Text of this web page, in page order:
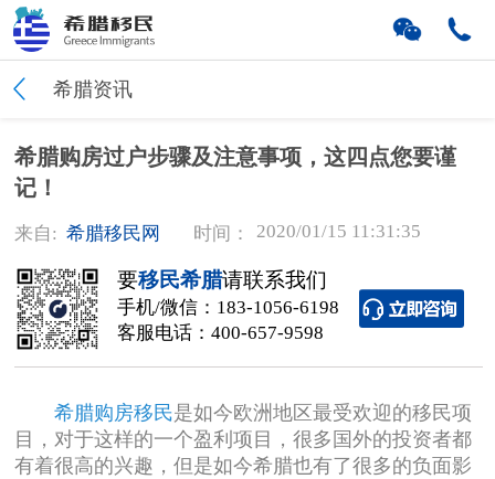
希腊资讯
希腊购房过户步骤及注意事项，这四点您要谨
记！
来自: 希腊移民网 时间： 2020/01/15 11:31:35
要移民希腊请联系我们
手机/微信： 183-1056-6198
客服电话： 400-657-9598
希腊购房移民是如今欧洲地区最受欢迎的移民项
目，对于这样的一个盈利项目，很多国外的投资者都
有着很高的兴趣，但是如今希腊也有了很多的负面影